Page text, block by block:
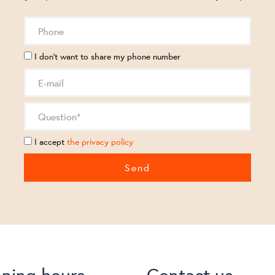
I don't want to share my phone number
I accept the privacy policy